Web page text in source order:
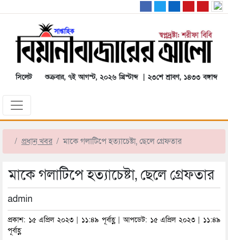
সিলেট শুক্রবার, ৭ই আগস্ট, ২০২৬ খ্রিস্টাব্দ | ২৩শে শ্রাবণ, ১৪৩৩ বঙ্গাব্দ
প্রধান খবর মাকে গলাটিপে হত্যাচেষ্টা, ছেলে গ্রেফতার
মাকে গলাটিপে হত্যাচেষ্টা, ছেলে গ্রেফতার
admin
প্রকাশ: ১৫ এপ্রিল ২০২৩ | ১১:৪৯ পূর্বাহ্ণ | আপডেট: ১৫ এপ্রিল ২০২৩ | ১১:৪৯
পূর্বাহ্ণ